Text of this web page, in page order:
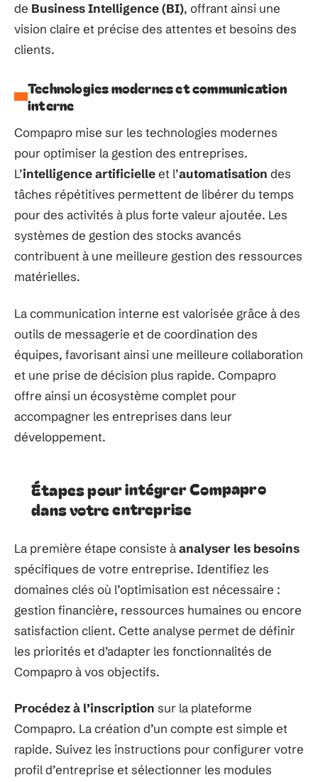
de Business Intelligence (BI), offrant ainsi une
vision claire et précise des attentes et besoins des
clients.
Technologies modernes et communication
interne
Compapro mise sur les technologies modernes
pour optimiser la gestion des entreprises.
L’intelligence artificielleet l’automatisation des
tâches répétitives permettent de libérer du temps
pour des activités à plus forte valeur ajoutée. Les
systèmes de gestion des stocks avancés
contribuent à une meilleure gestion des ressources
matérielles.
La communication interne est valorisée grâce à des
outils de messagerie et de coordination des
équipes, favorisant ainsi une meilleure collaboration
et une prise de décision plus rapide. Compapro
offre ainsi un écosystème complet pour
accompagner les entreprises dans leur
développement.
Étapes pour intégrer Compapro
dans votre entreprise
La première étape consiste àanalyser les besoins
spécifiques de votre entreprise. Identifiez les
domaines clés où l’optimisation est nécessaire :
gestion financière, ressources humaines ou encore
satisfaction client. Cette analyse permet de définir
les priorités et d’adapter les fonctionnalités de
Compapro à vos objectifs.
Procédez à l’inscription sur la plateforme
Compapro. La création d’un compte est simple et
rapide. Suivez les instructions pour configurer votre
profil d’entreprise et sélectionner les modules